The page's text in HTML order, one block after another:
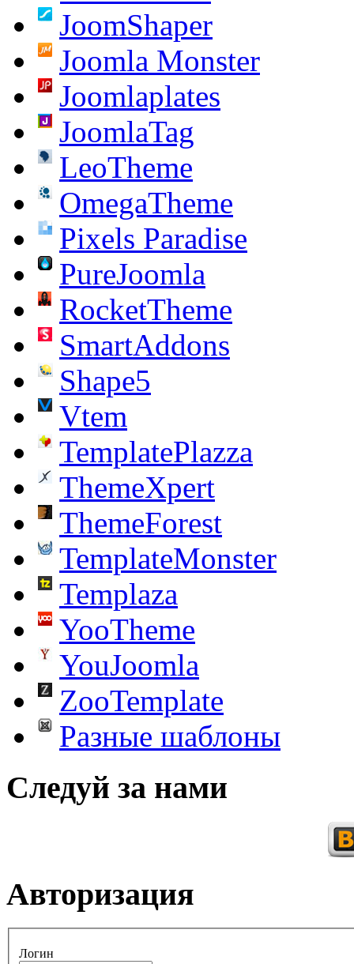
JoomShaper
Joomla Monster
Joomlaplates
JoomlaTag
LeoTheme
OmegaTheme
Pixels Paradise
PureJoomla
RocketTheme
SmartAddons
Shape5
Vtem
TemplatePlazza
ThemeXpert
ThemeForest
TemplateMonster
Templaza
YooTheme
YouJoomla
ZooTemplate
Разные шаблоны
Следуй за нами
Авторизация
Логин